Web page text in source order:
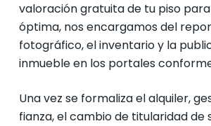
valoración gratuita de tu piso
óptima, nos encargamos del
fotográfico, el inventario y la
inmueble en los portales
Una vez se formaliza el alquiler,
fianza, el cambio de titularidad de